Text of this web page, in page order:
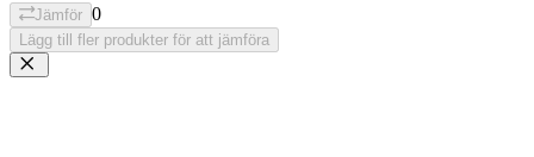
Jämför 0
Lägg till fler produkter för att jämföra